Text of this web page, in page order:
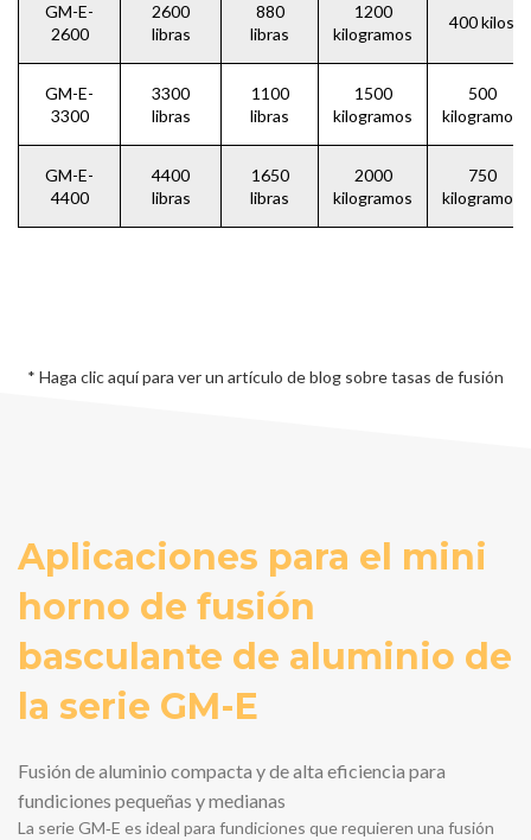
GM-E-
2600
2600
libras
880
libras
1200
kilogramos
400 kilos
GM-E-
3300
3300
libras
1100
libras
1500
kilogramos
500
kilogramos
GM-E-
4400
4400
libras
1650
libras
2000
kilogramos
750
kilogramos
* Haga clic aquí para ver un artículo de blog sobre tasas de fusión
Aplicaciones para el mini
horno de fusión
basculante de aluminio de
la serie GM-E
Fusión de aluminio compacta y de alta eficiencia para
fundiciones pequeñas y medianas
La serie GM‑E es ideal para fundiciones que requieren una fusión